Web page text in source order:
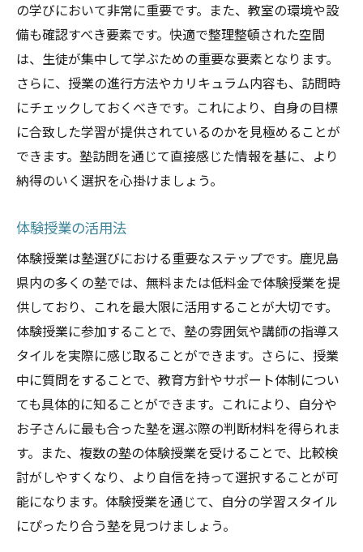
の学びにおいて非常に重要です。また、教室の環境や設
備も確認すべき要素です。快適で整理整頓された空間
は、生徒が集中して学ぶための重要な要素となります。
さらに、授業の進行方法やカリキュラム内容も、訪問時
にチェックしておくべきです。これにより、自身の目標
に合致した学習が提供されているのかを見極めることが
できます。塾訪問を通じて直接感じた情報を基に、より
納得のいく選択を心掛けましょう。
体験授業の活用法
体験授業は塾選びにおける重要なステップです。鹿児島
県内の多くの塾では、無料または低料金で体験授業を提
供しており、これを最大限に活用することが大切です。
体験授業に参加することで、塾の雰囲気や講師の指導ス
タイルを実際に感じ取ることができます。さらに、授業
中に質問をすることで、教育方針やサポート体制につい
ても具体的に知ることができます。これにより、自分や
お子さんに最も合った塾を選ぶ際の判断材料を得られま
す。また、複数の塾の体験授業を受けることで、比較検
討がしやすくなり、より自信を持って選択することが可
能になります。体験授業を通じて、自分の学習スタイル
にぴったり合う塾を見つけましょう。